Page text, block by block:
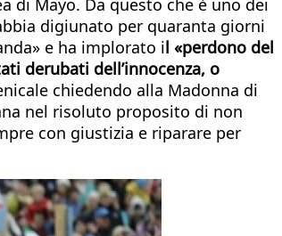
di Mayo. Da questo che è uno dei
digiunato per quaranta giorni
e ha implorato il «perdono del
derubati dell’innocenza, o
chiedendo alla Madonna di
nel risoluto proposito di non
con giustizia e riparare per